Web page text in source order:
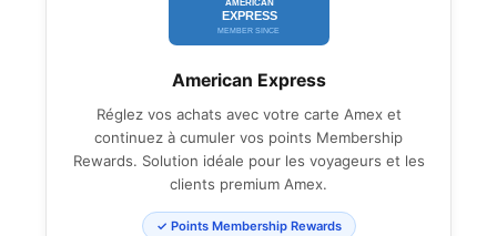
American Express
Réglez vos achats avec votre carte Amex et
continuez à cumuler vos points Membership
Rewards. Solution idéale pour les voyageurs et les
clients premium Amex.
✓ Points Membership Rewards